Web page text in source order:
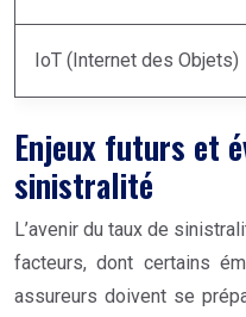
IoT (Internet des Objets)
Enjeux futurs et
sinistralité
L’avenir du taux de
facteurs, dont certains
assureurs doivent se